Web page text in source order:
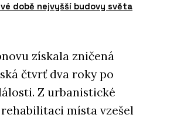
době nejvyšší budovy světa
získala zničená
čtvrť dva roky po
Z urbanistické
místa vzešel